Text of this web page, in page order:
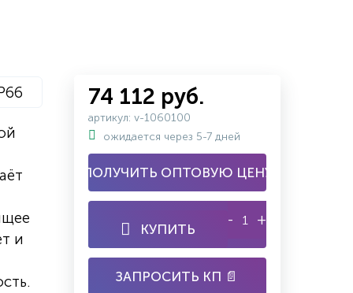
и
74 112 руб.
артикул: v-1060100
ожидается через 5-7 дней
ПОЛУЧИТЬ ОПТОВУЮ ЦЕНУ
КУПИТЬ
- +
ЗАПРОСИТЬ КП 📄